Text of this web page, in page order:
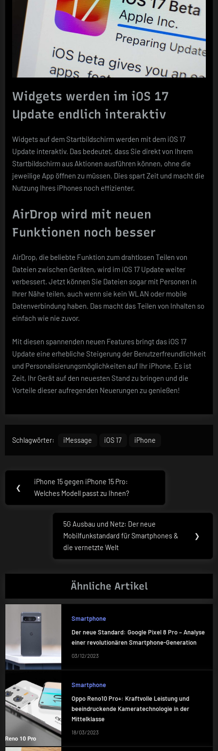
Widgets werden im iOS 17
Update endlich interaktiv
Widgets auf dem Startbildschirm werden mit dem iOS 17
Update interaktiv. Das bedeutet, dass Sie direkt von Ihrem
Startbildschirm aus Aktionen ausführen können, ohne die
jeweilige App öffnen zu müssen. Dies spart Zeit und macht die
Nutzung Ihres iPhones noch effizienter.
AirDrop wird mit neuen
Funktionen noch besser
AirDrop, die beliebte Funktion zum drahtlosen Teilen von
Dateien zwischen Geräten, wird im iOS 17 Update weiter
verbessert. Jetzt können Sie Dateien sogar mit Personen in
Ihrer Nähe teilen, auch wenn sie kein WLAN oder mobile
Datenverbindung haben. Das macht das Teilen von Inhalten so
einfach wie nie zuvor.
Mit diesen spannenden neuen Features bringt das iOS 17
Update eine erhebliche Steigerung der Benutzerfreundlichkeit
und Personalisierungsmöglichkeiten auf Ihr iPhone. Es ist
Zeit, Ihr Gerät auf den neuesten Stand zu bringen und die
Vorteile dieser aufregenden Neuerungen zu genießen!
Schlagwörter: iMessage iOS 17 iPhone
Beitragsnavigation
❮
Previous
Post:
iPhone 15 gegen iPhone 15 Pro:
Welches Modell passt zu Ihnen?
Next
Post:
5G Ausbau und Netz: Der neue
Mobilfunkstandard für Smartphones &
die vernetzte Welt
❯
Ähnliche Artikel
Smartphone
Der neue Standard: Google Pixel 8 Pro – Analyse
einer revolutionären Smartphone-Generation
03/12/2023
Smartphone
Oppo Reno10 Pro+: Kraftvolle Leistung und
beeindruckende Kameratechnologie in der
Mittelklasse
18/03/2023